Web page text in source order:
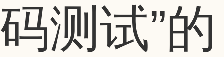
码测试”的